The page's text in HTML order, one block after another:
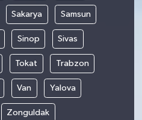
Sakarya Samsun
Sinop Sivas
Tokat Trabzon
Van Yalova
Zonguldak